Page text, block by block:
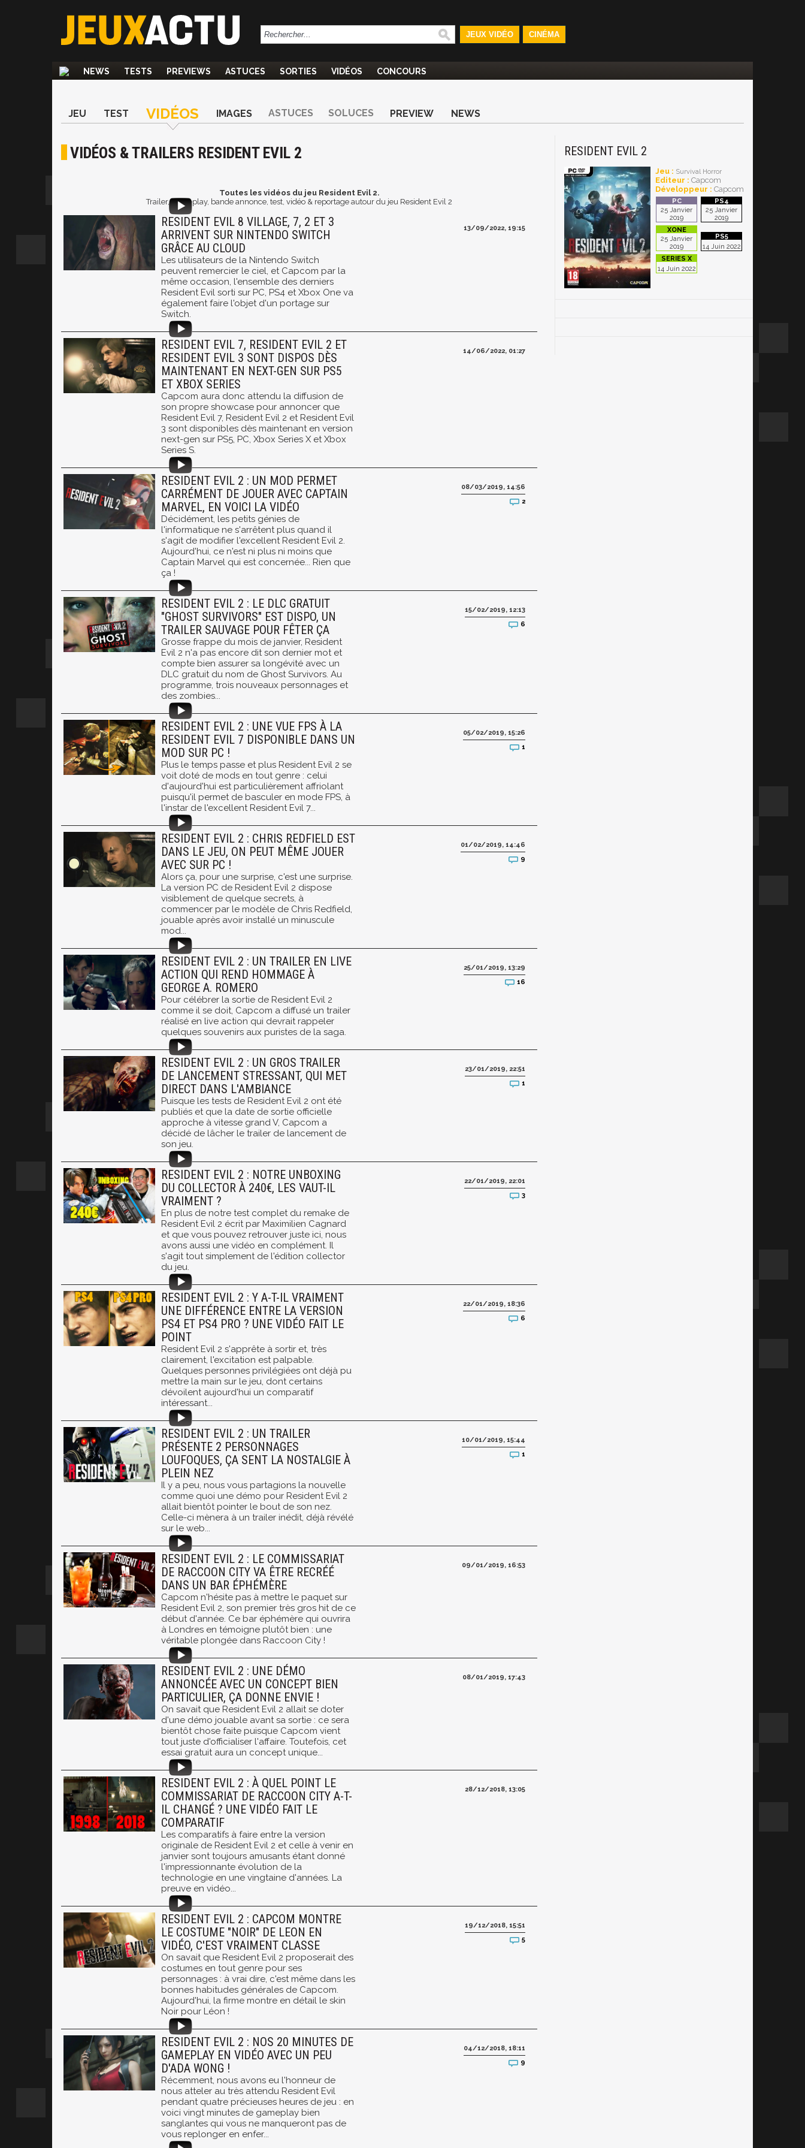
JEUX VIDÉO CINÉMA
NEWS TESTS PREVIEWS ASTUCES SORTIES VIDÉOS CONCOURS
JEU TEST VIDÉOS IMAGES ASTUCES SOLUCES PREVIEW NEWS
VIDÉOS & TRAILERS RESIDENT EVIL 2
Toutes les vidéos du jeu Resident Evil 2.
Trailer, gameplay, bande annonce, test, vidéo & reportage autour du jeu Resident Evil 2
RESIDENT EVIL 8 VILLAGE, 7, 2 ET 3
ARRIVENT SUR NINTENDO SWITCH
GRÂCE AU CLOUD
Les utilisateurs de la Nintendo Switch
peuvent remercier le ciel, et Capcom par la
même occasion, l'ensemble des derniers
Resident Evil sorti sur PC, PS4 et Xbox One va
également faire l'objet d'un portage sur
Switch.
13/09/2022, 19:15
RESIDENT EVIL 7, RESIDENT EVIL 2 ET
RESIDENT EVIL 3 SONT DISPOS DÈS
MAINTENANT EN NEXT-GEN SUR PS5
ET XBOX SERIES
Capcom aura donc attendu la diffusion de
son propre showcase pour annoncer que
Resident Evil 7, Resident Evil 2 et Resident Evil
3 sont disponibles dès maintenant en version
next-gen sur PS5, PC, Xbox Series X et Xbox
Series S.
14/06/2022, 01:27
RESIDENT EVIL 2 : UN MOD PERMET
CARRÉMENT DE JOUER AVEC CAPTAIN
MARVEL, EN VOICI LA VIDÉO
Décidément, les petits génies de
l'informatique ne s'arrêtent plus quand il
s'agit de modifier l'excellent Resident Evil 2.
Aujourd'hui, ce n'est ni plus ni moins que
Captain Marvel qui est concernée... Rien que
ça !
08/03/2019, 14:56
2
RESIDENT EVIL 2 : LE DLC GRATUIT
"GHOST SURVIVORS" EST DISPO, UN
TRAILER SAUVAGE POUR FÊTER ÇA
Grosse frappe du mois de janvier, Resident
Evil 2 n'a pas encore dit son dernier mot et
compte bien assurer sa longévité avec un
DLC gratuit du nom de Ghost Survivors. Au
programme, trois nouveaux personnages et
des zombies...
15/02/2019, 12:13
6
RESIDENT EVIL 2 : UNE VUE FPS À LA
RESIDENT EVIL 7 DISPONIBLE DANS UN
MOD SUR PC !
Plus le temps passe et plus Resident Evil 2 se
voit doté de mods en tout genre : celui
d'aujourd'hui est particulièrement affriolant
puisqu'il permet de basculer en mode FPS, à
l'instar de l'excellent Resident Evil 7...
05/02/2019, 15:26
1
RESIDENT EVIL 2 : CHRIS REDFIELD EST
DANS LE JEU, ON PEUT MÊME JOUER
AVEC SUR PC !
Alors ça, pour une surprise, c'est une surprise.
La version PC de Resident Evil 2 dispose
visiblement de quelque secrets, à
commencer par le modèle de Chris Redfield,
jouable après avoir installé un minuscule
mod...
01/02/2019, 14:46
9
RESIDENT EVIL 2 : UN TRAILER EN LIVE
ACTION QUI REND HOMMAGE À
GEORGE A. ROMERO
Pour célébrer la sortie de Resident Evil 2
comme il se doit, Capcom a diffusé un trailer
réalisé en live action qui devrait rappeler
quelques souvenirs aux puristes de la saga.
25/01/2019, 13:29
16
RESIDENT EVIL 2 : UN GROS TRAILER
DE LANCEMENT STRESSANT, QUI MET
DIRECT DANS L'AMBIANCE
Puisque les tests de Resident Evil 2 ont été
publiés et que la date de sortie officielle
approche à vitesse grand V, Capcom a
décidé de lâcher le trailer de lancement de
son jeu.
23/01/2019, 22:51
1
RESIDENT EVIL 2 : NOTRE UNBOXING
DU COLLECTOR À 240€, LES VAUT-IL
VRAIMENT ?
En plus de notre test complet du remake de
Resident Evil 2 écrit par Maximilien Cagnard
et que vous pouvez retrouver juste ici, nous
avons aussi une vidéo en complément. Il
s'agit tout simplement de l'édition collector
du jeu.
22/01/2019, 22:01
3
RESIDENT EVIL 2 : Y A-T-IL VRAIMENT
UNE DIFFÉRENCE ENTRE LA VERSION
PS4 ET PS4 PRO ? UNE VIDÉO FAIT LE
POINT
Resident Evil 2 s'apprête à sortir et, très
clairement, l'excitation est palpable.
Quelques personnes privilégiées ont déjà pu
mettre la main sur le jeu, dont certains
dévoilent aujourd'hui un comparatif
intéressant...
22/01/2019, 18:36
6
RESIDENT EVIL 2 : UN TRAILER
PRÉSENTE 2 PERSONNAGES
LOUFOQUES, ÇA SENT LA NOSTALGIE À
PLEIN NEZ
Il y a peu, nous vous partagions la nouvelle
comme quoi une démo pour Resident Evil 2
allait bientôt pointer le bout de son nez.
Celle-ci mènera à un trailer inédit, déjà révélé
sur le web...
10/01/2019, 15:44
1
RESIDENT EVIL 2 : LE COMMISSARIAT
DE RACCOON CITY VA ÊTRE RECRÉÉ
DANS UN BAR ÉPHÉMÈRE
Capcom n'hésite pas à mettre le paquet sur
Resident Evil 2, son premier très gros hit de ce
début d'année. Ce bar éphémère qui ouvrira
à Londres en témoigne plutôt bien : une
véritable plongée dans Raccoon City !
09/01/2019, 16:53
RESIDENT EVIL 2 : UNE DÉMO
ANNONCÉE AVEC UN CONCEPT BIEN
PARTICULIER, ÇA DONNE ENVIE !
On savait que Resident Evil 2 allait se doter
d'une démo jouable avant sa sortie : ce sera
bientôt chose faite puisque Capcom vient
tout juste d'officialiser l'affaire. Toutefois, cet
essai gratuit aura un concept unique...
08/01/2019, 17:43
RESIDENT EVIL 2 : À QUEL POINT LE
COMMISSARIAT DE RACCOON CITY A-T-
IL CHANGÉ ? UNE VIDÉO FAIT LE
COMPARATIF
Les comparatifs à faire entre la version
originale de Resident Evil 2 et celle à venir en
janvier sont toujours amusants étant donné
l'impressionnante évolution de la
technologie en une vingtaine d'années. La
preuve en vidéo...
28/12/2018, 13:05
RESIDENT EVIL 2 : CAPCOM MONTRE
LE COSTUME "NOIR" DE LEON EN
VIDÉO, C'EST VRAIMENT CLASSE
On savait que Resident Evil 2 proposerait des
costumes en tout genre pour ses
personnages : à vrai dire, c'est même dans les
bonnes habitudes générales de Capcom.
Aujourd'hui, la firme montre en détail le skin
Noir pour Léon !
19/12/2018, 15:51
5
RESIDENT EVIL 2 : NOS 20 MINUTES DE
GAMEPLAY EN VIDÉO AVEC UN PEU
D'ADA WONG !
Récemment, nous avons eu l'honneur de
nous atteler au très attendu Resident Evil
pendant quatre précieuses heures de jeu : en
voici vingt minutes de gameplay bien
sanglantes qui vous ne manqueront pas de
vous replonger en enfer...
04/12/2018, 18:11
9
RESIDENT EVIL 2
Jeu : Survival Horror
Editeur : Capcom
Développeur : Capcom
25 Janvier
2019
25 Janvier
2019
25 Janvier
2019
14 Juin 2022
14 Juin 2022